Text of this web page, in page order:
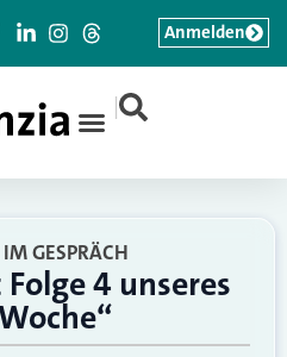
|
Anmelden
GESPRÄCH
4 unseres